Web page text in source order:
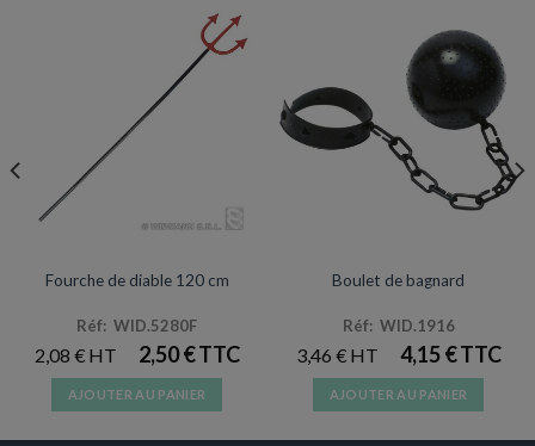
Fourche de diable 120 cm
Réf: WID.5280F
2,08 € 2,50€
AJOUTER AU PANIER
Boulet de bagnard
Réf: WID.1916
3,46 € 4,15€
AJOUTER AU PANIER